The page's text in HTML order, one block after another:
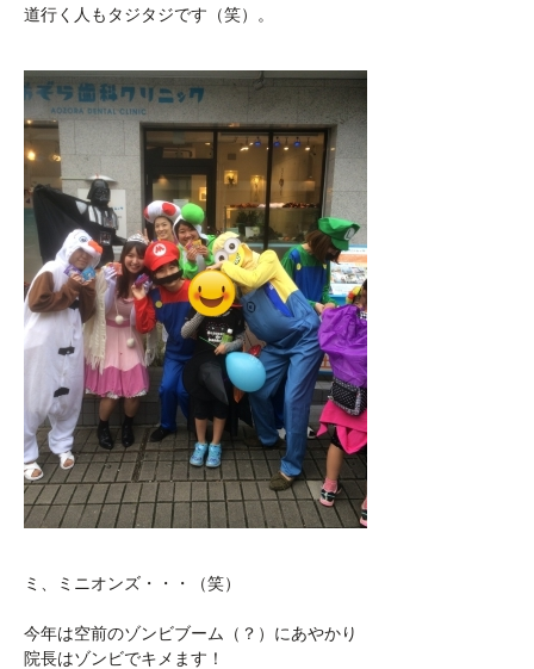
道行く人もタジタジです（笑）。
ミ、ミニオンズ・・・（笑）
今年は空前のゾンビブーム（？）にあやかり
院長はゾンビでキメます！